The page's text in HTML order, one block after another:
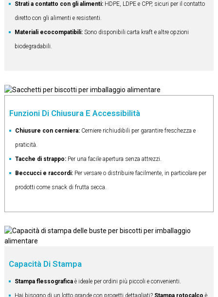
Strati a contatto con gli alimenti: HDPE, LDPE e CPP, sicuri per il contatto
diretto con gli alimenti e resistenti.
Materiali ecocompatibili: Sono disponibili carta kraft e altre opzioni
biodegradabili.
Funzioni Di Chiusura E Accessibilità
Chiusure con cerniera:Cerniere richiudibili per garantire freschezza e
praticità.
Tacche di strappo:Per una facile apertura senza attrezzi.
Beccucci e raccordi:Per versare o distribuire facilmente, in particolare per
prodotti come snack di frutta secca.
Capacità Di Stampa
Stampa flessograficaè ideale per ordini più piccoli e convenienti.
Hai bisogno di un lotto grande con progetti dettagliati? Stampa rotocalco è